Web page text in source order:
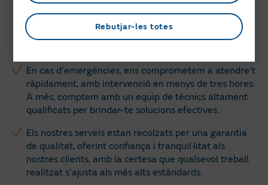
sense sorpreses ni costos addicionals inesperats, com
la visita tècnica i les primeres tres hores de treball
En cas d’emergències, ens comprometem a atendre’t
ràpidament, amb intervenció en menys de tres hores.
A més, comptem amb un equip de tècnics altament
qualificats per brindar-te solucions efectives.
Els nostres serveis estan recolzats per una garantia
de qualitat, oferint confiança i tranquil·litat als
nostres clients, amb la certesa que qualsevol treball
realitzat s'ajusta als més alts estàndards.
Rebutjar-les totes